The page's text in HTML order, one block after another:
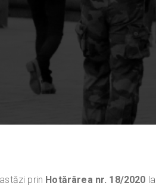
prin Hotărârea nr. 18/2020